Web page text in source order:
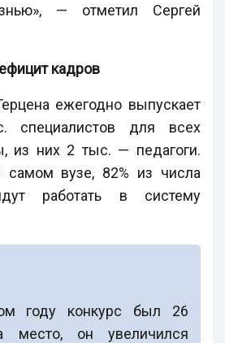
— отметил Сергей
кадров
ежегодно выпускает
специалистов для всех
из них 2 тыс. — педагоги.
самом вузе, 82% из числа
работать в систему
году конкурс был 26
место, он увеличился